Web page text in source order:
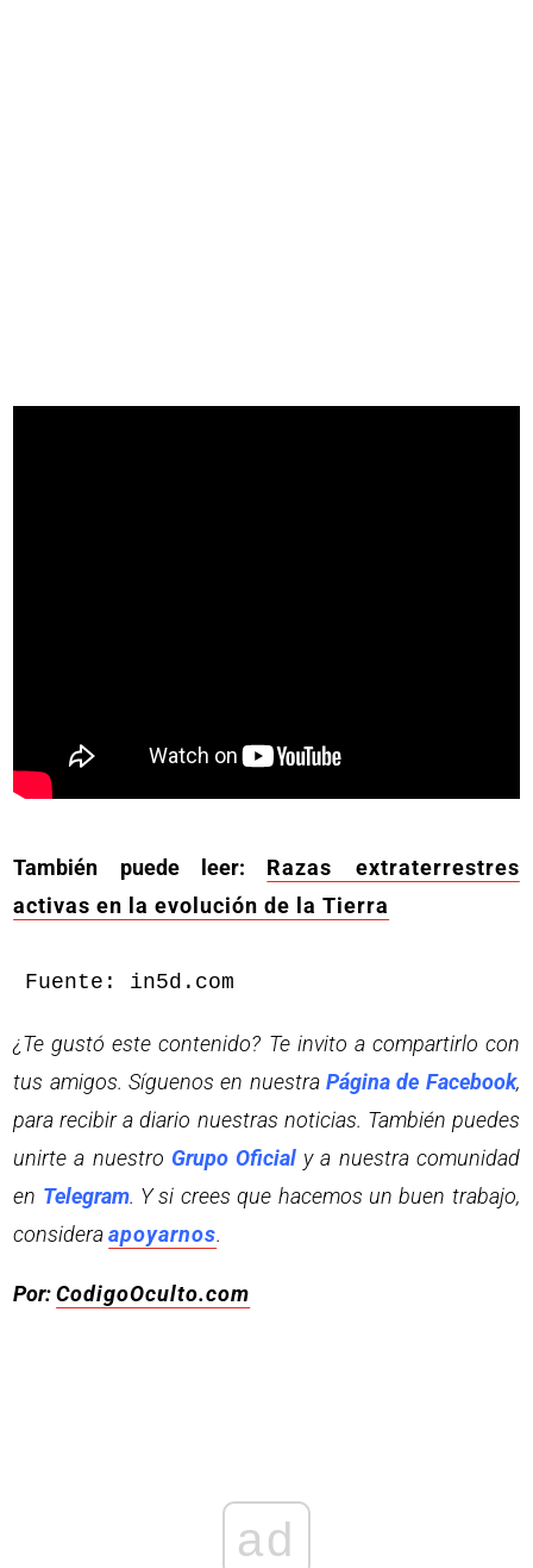
También puede leer:
Razas extraterrestres
activas en la evolución de la Tierra
Fuente: in5d.com
¿Te gustó este contenido? Te invito a compartirlo con
tus amigos. Síguenos en nuestraPágina de Facebook,
para recibir a diario nuestras noticias. También puedes
unirte a nuestro Grupo Oficial y a nuestra comunidad
en Telegram. Y si crees que hacemos un buen trabajo,
consideraapoyarnos.
Por:CodigoOculto.com
ad